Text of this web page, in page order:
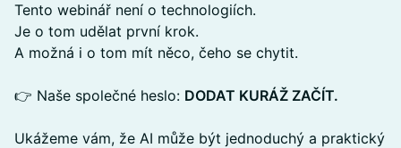
Tento webinář není o technologiích.
Je o tom udělat první krok.
A možná i o tom mít něco, čeho se chytit.
👉 Naše společné heslo: DODAT KURÁŽ ZAČÍT.
Ukážeme vám, že AI může být jednoduchý a praktický